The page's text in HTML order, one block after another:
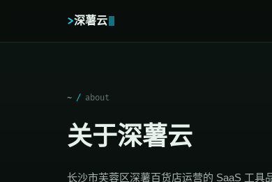
>深薯云
~ / about
关于深薯云
长沙市芙蓉区深薯百货店运营的 SaaS 工具